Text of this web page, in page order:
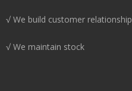
√ We build customer relationship
√ We maintain stock